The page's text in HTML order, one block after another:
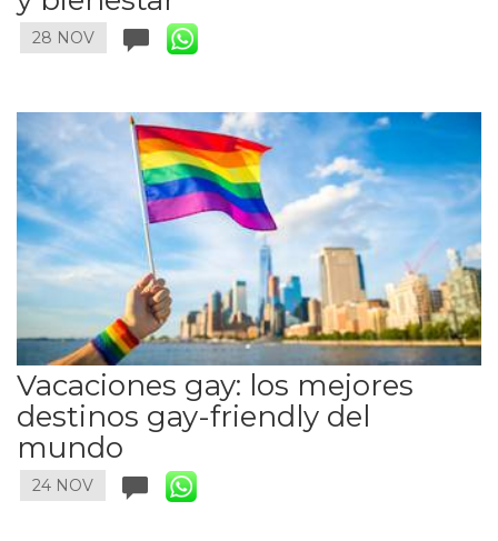
28 NOV
Vacaciones gay: los mejores
destinos gay-friendly del
mundo
24 NOV